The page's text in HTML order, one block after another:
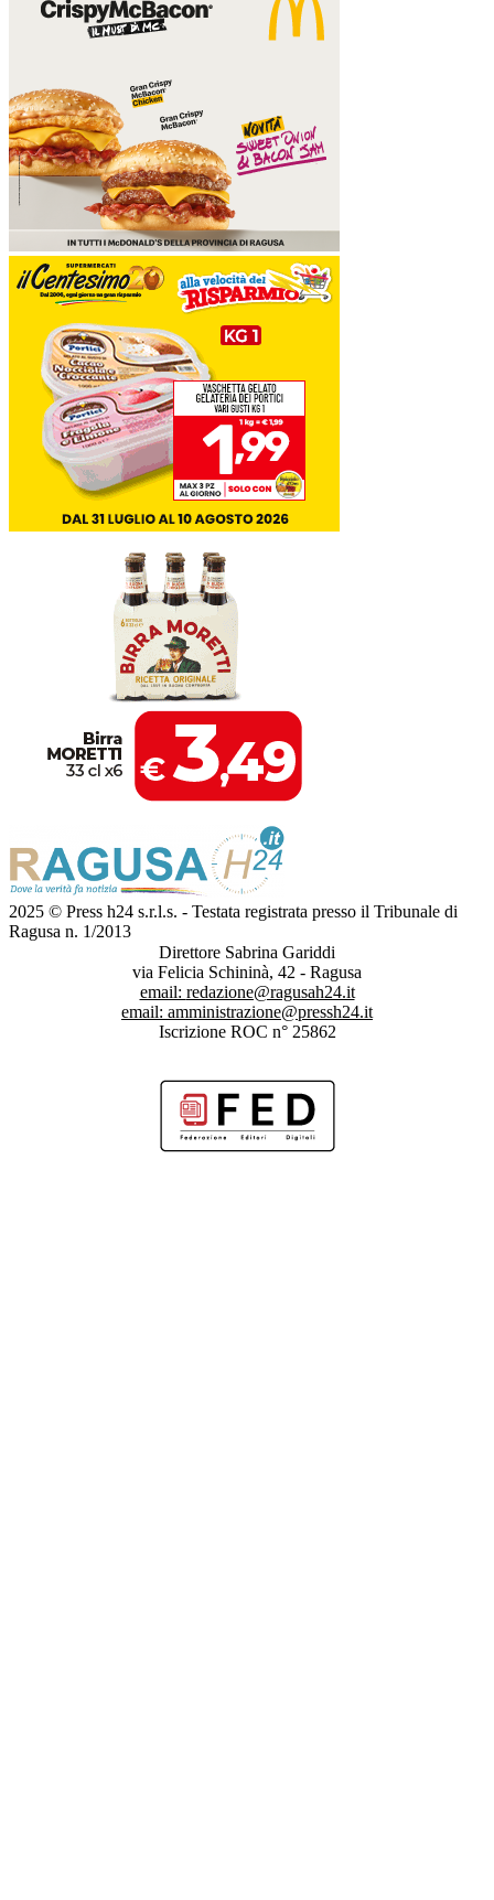
2025 © Press h24 s.r.l.s. - Testata registrata presso il Tribunale di
Ragusa n. 1/2013
Direttore Sabrina Gariddi
via Felicia Schininà, 42 - Ragusa
email: redazione@ragusah24.it
email: amministrazione@pressh24.it
Iscrizione ROC n° 25862